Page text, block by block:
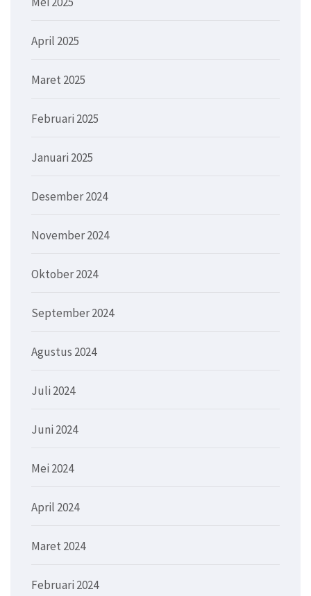
April 2025
Maret 2025
Februari 2025
Januari 2025
Desember 2024
November 2024
Oktober 2024
September 2024
Agustus 2024
Juli 2024
Juni 2024
Mei 2024
April 2024
Maret 2024
Februari 2024